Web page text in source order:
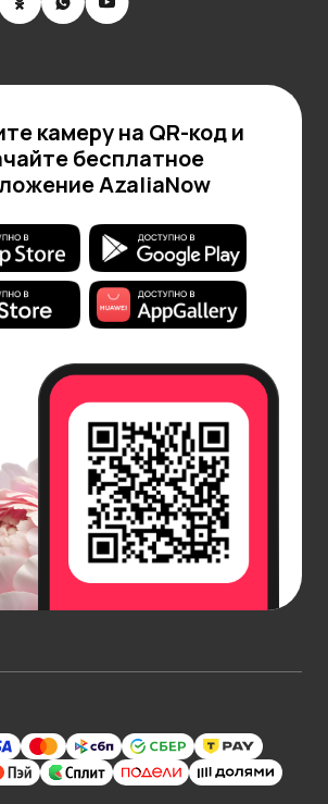
камеру на QR-код и
бесплатное
AzaliaNow